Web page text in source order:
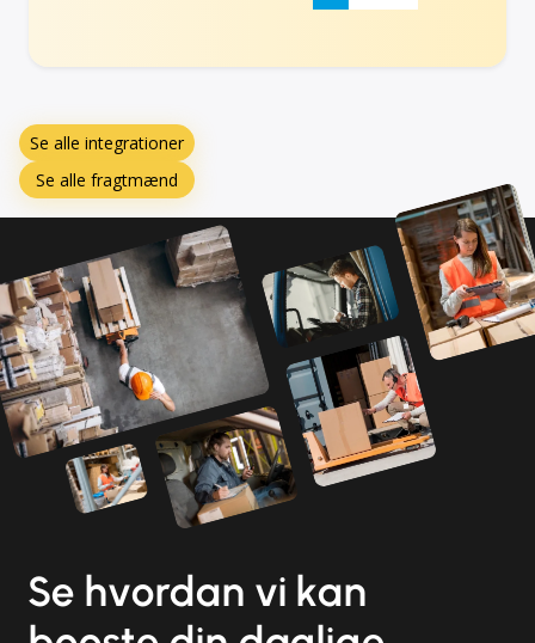
Se alle integrationer
Se alle fragtmænd
Se hvordan vi kan